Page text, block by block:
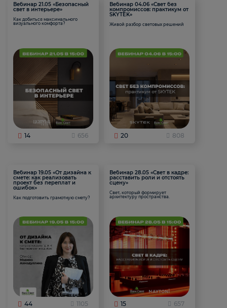
Вебинар 21.05 «Безопасный
свет в интерьере»
Как добиться максимального
визуального комфорта?
14 656
Вебинар 04.06 «Свет без
компромиссов: практикум от
SKYTEK»
Живой разбор световых решений
20 808
Вебинар 19.05 «От дизайна к
смете: как реализовать
проект без переплат и
ошибок»
Как подготовить грамотную смету?
44 1105
Вебинар 28.05 «Свет в кадре:
расставить роли и отстоять
сцену»
Свет, который формирует
архитектуру пространства.
15 657